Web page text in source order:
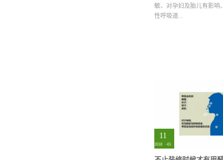
敏、对孕妇及胎儿有影响
性呼吸道...
2018 -01
11